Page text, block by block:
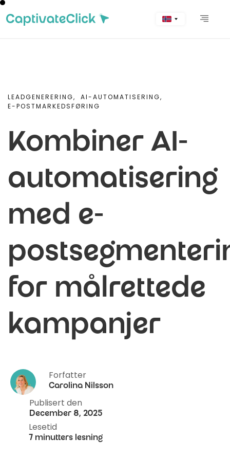
LEADGENERERING,
AI-AUTOMATISERING,
E-POSTMARKEDSFØRING
Kombiner AI-
automatisering
med e-
for målrettede
kampanjer
Forfatter
Carolina Nilsson
Publisert den
December 8, 2025
Lesetid
7 minutters lesning